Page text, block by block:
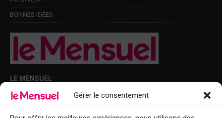
Gérer le consentement
BONNES IDÉES
LE MENSUEL
Points de diffusion Var et Alpes-Maritimes : oû trouver Le Mensuel ?